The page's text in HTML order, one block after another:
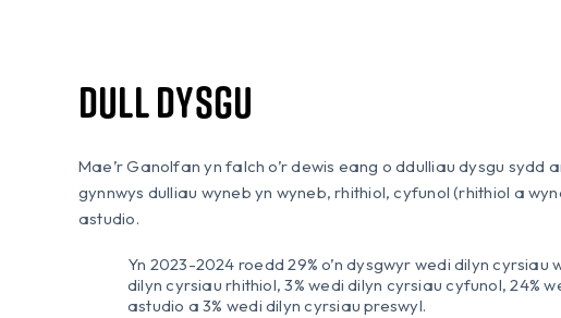
Dull dysgu
Mae’r Ganolfan yn falch o’r dewis eang o ddulliau dysgu sydd
gynnwys dulliau wyneb yn wyneb, rhithiol, cyfunol (rhithiol a
astudio.
Yn 2023-2024 roedd 29% o’n dysgwyr wedi dilyn cyrsiau
dilyn cyrsiau rhithiol, 3% wedi dilyn cyrsiau cyfunol, 24%
astudio a 3% wedi dilyn cyrsiau preswyl.